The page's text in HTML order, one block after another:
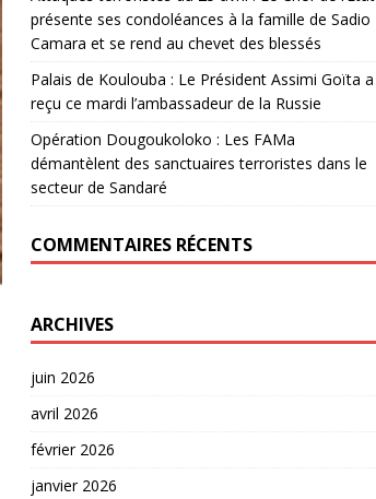
présente ses condoléances à la famille de Sadio
Camara et se rend au chevet des blessés
Palais de Koulouba : Le Président Assimi Goïta a
reçu ce mardi l’ambassadeur de la Russie
Opération Dougoukoloko : Les FAMa
démantèlent des sanctuaires terroristes dans le
secteur de Sandaré
COMMENTAIRES RÉCENTS
ARCHIVES
juin 2026
avril 2026
février 2026
janvier 2026